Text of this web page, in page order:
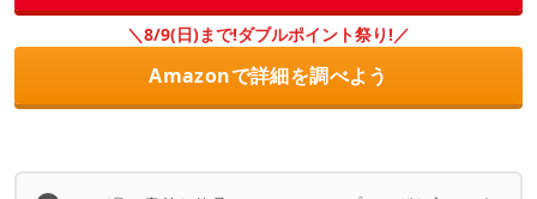
＼8/9(日)まで!ダブルポイント祭り!／
Amazonで詳細を調べよう